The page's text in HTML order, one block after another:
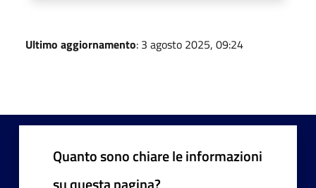
Ultimo aggiornamento: 3 agosto 2025, 09:24
Quanto sono chiare le informazioni